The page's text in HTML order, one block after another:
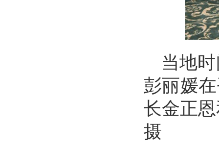
当地
彭丽媛
长金正
摄